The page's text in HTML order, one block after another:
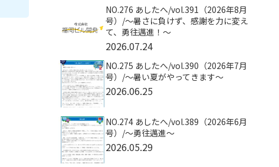
NO.276 あしたへ/vol.391（2026年8月
号）/〜暑さに負けず、感謝を力に変え
て、勇往邁進！〜
2026.07.24
NO.275 あしたへ/vol.390（2026年7月
号）/～暑い夏がやってきます～
2026.06.25
NO.274 あしたへ/vol.389（2026年6月
号）/～勇往邁進～
2026.05.29